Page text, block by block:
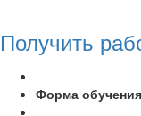
Получить
Форма